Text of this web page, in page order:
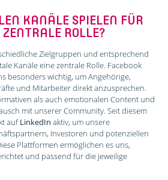
KANÄLE SPIELEN FÜR
ROLLE?
Zielgruppen und entsprechend
Kanäle eine zentrale Rolle. Facebook
besonders wichtig, um Angehörige,
und Mitarbeiter direkt anzusprechen.
als auch emotionalen Content und
mit unserer Community. Seit diesem
aufLinkedIn aktiv, um unsere
Investoren und potenziellen
Plattformen ermöglichen es uns,
und passend für die jeweilige